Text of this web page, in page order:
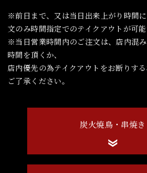
※前日まで、又は当日出来上がり時間
文のみ時間指定でのテイクアウトが可能
※当日営業時間内のご注文は、店内混
時間を頂くか、
店内優先の為テイクアウトをお断りす
ご了承ください。
炭火焼鳥・串焼き